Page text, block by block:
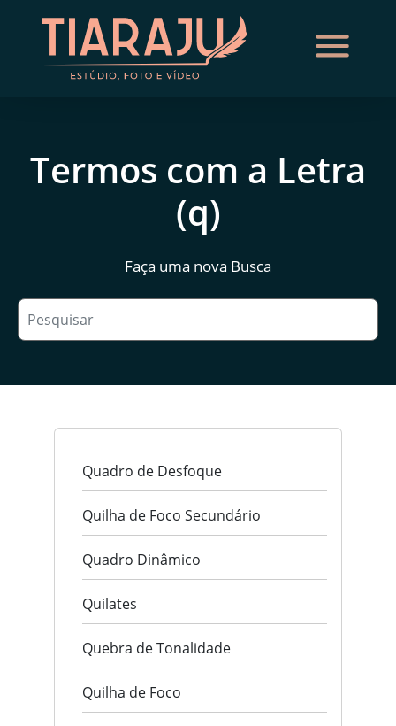
Termos com a Letra
(q)
Faça uma nova Busca
Quadro de Desfoque
Quilha de Foco Secundário
Quadro Dinâmico
Quilates
Quebra de Tonalidade
Quilha de Foco